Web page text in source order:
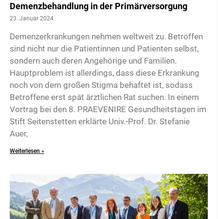
Demenzbehandlung in der Primärversorgung
23. Januar 2024
Demenzerkrankungen nehmen weltweit zu. Betroffen
sind nicht nur die Patientinnen und Patienten selbst,
sondern auch deren Angehörige und Familien.
Hauptproblem ist allerdings, dass diese Erkrankung
noch von dem großen Stigma behaftet ist, sodass
Betroffene erst spät ärztlichen Rat suchen. In einem
Vortrag bei den 8. PRAEVENIRE Gesundheitstagen im
Stift Seitenstetten erklärte Univ.-Prof. Dr. Stefanie
Auer,
Weiterlesen »